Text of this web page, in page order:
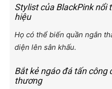
Stylist của BlackPink nổi
hiệu
Họ có thể biến quần ngắn
diện lên sân khấu.
Bắt kẻ ngáo đá tấn công
thương